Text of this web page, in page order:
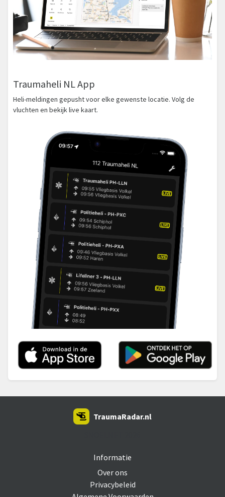
Traumaheli NL App
Heli-meldingen gepusht voor elke gewenste locatie. Volg de
vluchten en bekijk live kaart.
Informatie
Over ons
Privacybeleid
TraumaRadar.nl